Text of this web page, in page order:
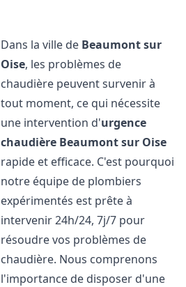
Dans la ville de Beaumont sur
Oise, les problèmes de
chaudière peuvent survenir à
tout moment, ce qui nécessite
une intervention d'urgence
chaudière Beaumont sur Oise
rapide et efficace. C'est pourquoi
notre équipe de plombiers
expérimentés est prête à
intervenir 24h/24, 7j/7 pour
résoudre vos problèmes de
chaudière. Nous comprenons
l'importance de disposer d'une